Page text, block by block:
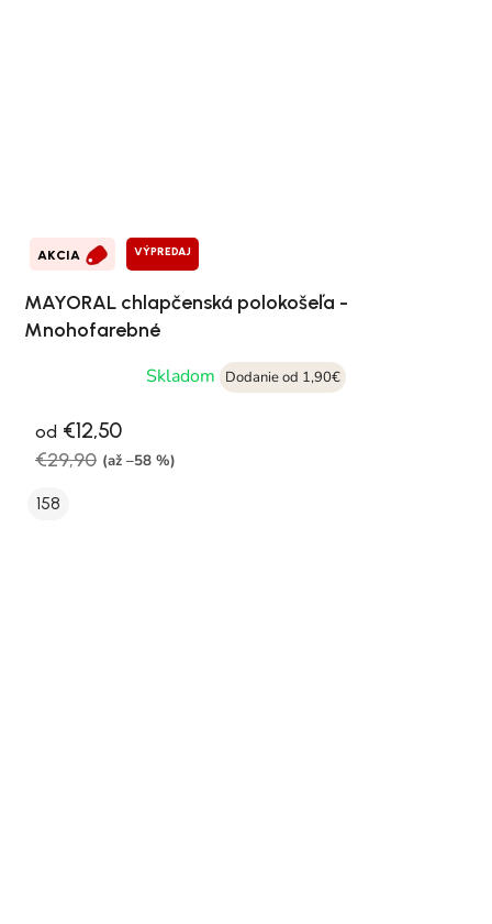
AKCIA VÝPREDAJ
MAYORAL chlapčenská polokošeľa -
Mnohofarebné
Skladom
Dodanie od 1,90€
od €12,50
€29,90 (až –58 %)
158